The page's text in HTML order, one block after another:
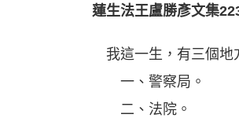
蓮生法王盧勝彥文集
我這一生，有三個地
一、警察局。
二、法院。